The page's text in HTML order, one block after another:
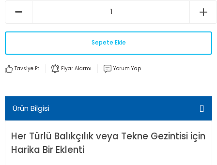
Sepete Ekle
Tavsiye Et Fiyar Alarmı Yorum Yap
Ürün Bilgisi
Her Türlü Balıkçılık veya Tekne Gezintisi için
Harika Bir Eklenti